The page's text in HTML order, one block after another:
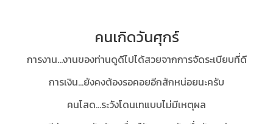
คนเกิดวันศุกร์
การงาน...งานของท่านดูดีไปได้สวยจากการจัดระเบียบที่ดี
การเงิน...ยังคงต้องรอคอยอีกสักหน่อยนะครับ
คนโสด…ระวังโดนเทแบบไม่มีเหตุผล